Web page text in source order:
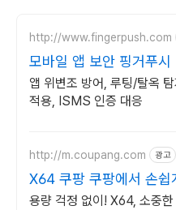
http://www.fingerpush.com
모바일 앱 보안 핑거푸시
앱 위변조 방어, 루팅/탈옥
적용, ISMS 인증 대응
http://m.coupang.com 광고
X64 쿠팡 쿠팡에서 손쉽
용량 걱정 없이! X64, 소중